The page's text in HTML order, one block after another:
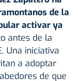
de la
activar ya
antes de la
Una iniciativa
a adoptar
de que